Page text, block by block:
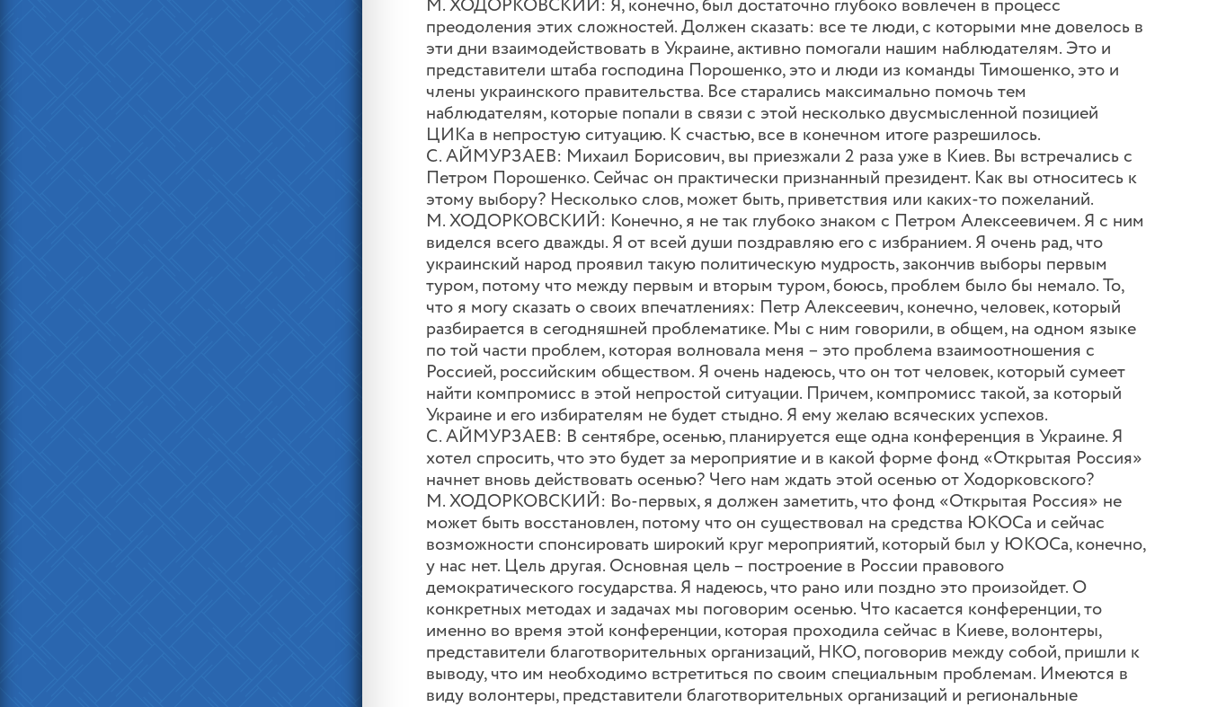
М. ХОДОРКОВСКИЙ: Я, конечно, был достаточно глубоко вовлечен в процесс
преодоления этих сложностей. Должен сказать: все те люди, с которыми мне довелось в
эти дни взаимодействовать в Украине, активно помогали нашим наблюдателям. Это и
представители штаба господина Порошенко, это и люди из команды Тимошенко, это и
члены украинского правительства. Все старались максимально помочь тем
наблюдателям, которые попали в связи с этой несколько двусмысленной позицией
ЦИКа в непростую ситуацию. К счастью, все в конечном итоге разрешилось.
С. АЙМУРЗАЕВ: Михаил Борисович, вы приезжали 2 раза уже в Киев. Вы встречались с
Петром Порошенко. Сейчас он практически признанный президент. Как вы относитесь к
этому выбору? Несколько слов, может быть, приветствия или каких-то пожеланий.
М. ХОДОРКОВСКИЙ: Конечно, я не так глубоко знаком с Петром Алексеевичем. Я с ним
виделся всего дважды. Я от всей души поздравляю его с избранием. Я очень рад, что
украинский народ проявил такую политическую мудрость, закончив выборы первым
туром, потому что между первым и вторым туром, боюсь, проблем было бы немало. То,
что я могу сказать о своих впечатлениях: Петр Алексеевич, конечно, человек, который
разбирается в сегодняшней проблематике. Мы с ним говорили, в общем, на одном языке
по той части проблем, которая волновала меня – это проблема взаимоотношения с
Россией, российским обществом. Я очень надеюсь, что он тот человек, который сумеет
найти компромисс в этой непростой ситуации. Причем, компромисс такой, за который
Украине и его избирателям не будет стыдно. Я ему желаю всяческих успехов.
С. АЙМУРЗАЕВ: В сентябре, осенью, планируется еще одна конференция в Украине. Я
хотел спросить, что это будет за мероприятие и в какой форме фонд «Открытая Россия»
начнет вновь действовать осенью? Чего нам ждать этой осенью от Ходорковского?
М. ХОДОРКОВСКИЙ: Во-первых, я должен заметить, что фонд «Открытая Россия» не
может быть восстановлен, потому что он существовал на средства ЮКОСа и сейчас
возможности спонсировать широкий круг мероприятий, который был у ЮКОСа, конечно,
у нас нет. Цель другая. Основная цель – построение в России правового
демократического государства. Я надеюсь, что рано или поздно это произойдет. О
конкретных методах и задачах мы поговорим осенью. Что касается конференции, то
именно во время этой конференции, которая проходила сейчас в Киеве, волонтеры,
представители благотворительных организаций, НКО, поговорив между собой, пришли к
выводу, что им необходимо встретиться по своим специальным проблемам. Имеются в
виду волонтеры, представители благотворительных организаций и региональные